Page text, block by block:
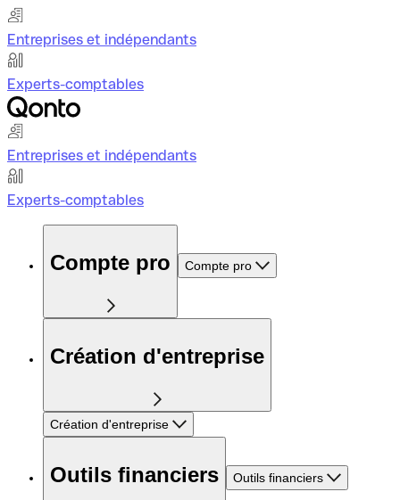
Entreprises et indépendants
Experts-comptables
Entreprises et indépendants
Experts-comptables
Compte pro Compte pro
Création d'entreprise
Création d'entreprise
Outils financiers Outils financiers